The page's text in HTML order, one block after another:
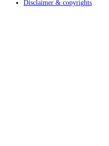
Disclaimer & copyrights